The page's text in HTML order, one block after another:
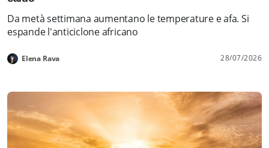
Da metà settimana aumentano le temperature e afa. Si
espande l'anticiclone africano
Elena Rava 28/07/2026